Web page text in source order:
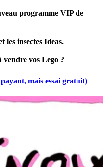
programme VIP de
les insectes Ideas.
vendre vos Lego ?
mais essai gratuit)